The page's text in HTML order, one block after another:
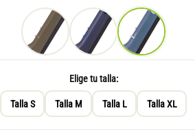
Elige tu talla:
Talla S Talla M Talla L Talla XL